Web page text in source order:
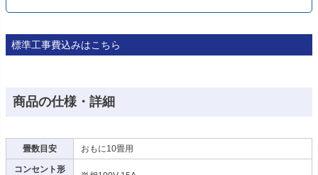
標準工事費込みはこちら
商品の仕様・詳細
畳数目安 おもに10畳用
コンセント形